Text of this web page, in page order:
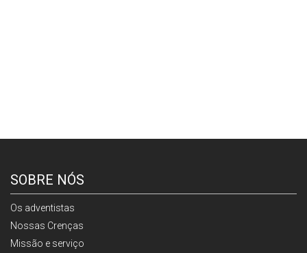
SOBRE NÓS
Os adventistas
Nossas Crenças
Missão e serviço